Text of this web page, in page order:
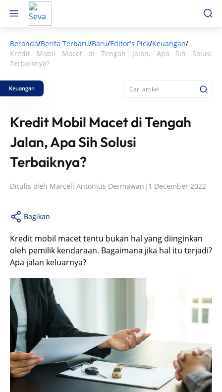
Beranda/Berita Terbaru/Baru/Editor's Pick/Keuangan/
Kredit Mobil Macet di Tengah Jalan, Apa Sih Solusi
Terbaiknya?
Keuangan
Kredit Mobil Macet di Tengah
Jalan, Apa Sih Solusi
Terbaiknya?
Ditulis oleh Marcell Antonius Dermawan | 1 December 2022
Bagikan
Kredit mobil macet tentu bukan hal yang diinginkan
oleh pemilik kendaraan. Bagaimana jika hal itu terjadi?
Apa jalan keluarnya?